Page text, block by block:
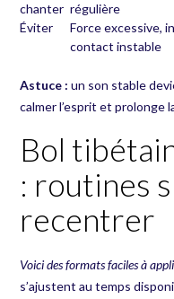
chanter régulière
Éviter
Force excessive,
contact instable
Astuce : un son stable
calmer l’esprit et prolonge
Bol
: routines
recentrer
Voici des formats faciles à
s’ajustent au temps